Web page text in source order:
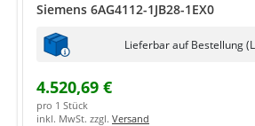
Siemens 6AG4112-1JB28-1EX0
Lieferbar auf Bestellung
4.520,69 €
pro 1 Stück
inkl. MwSt. zzgl. Versand